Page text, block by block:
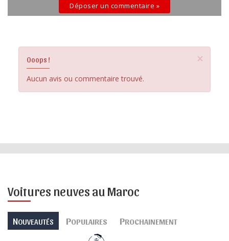
Déposer un commentaire »
×
Ooops !
Aucun avis ou commentaire trouvé.
Voitures neuves au Maroc
NOUVEAUTÉS POPULAIRES PROCHAINEMENT